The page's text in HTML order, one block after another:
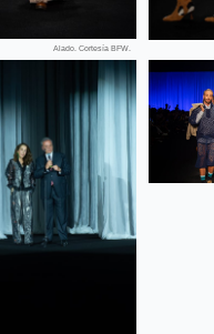
Alado. Cortesía BFW.